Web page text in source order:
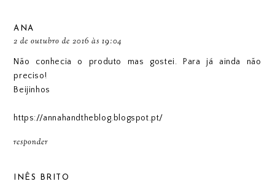
ANA
2 de outubro de 2016 às 19:04
Não conhecia o produto mas gostei. Para já ainda não
preciso!
Beijinhos
https://annahandtheblog.blogspot.pt/
responder
INÊS BRITO